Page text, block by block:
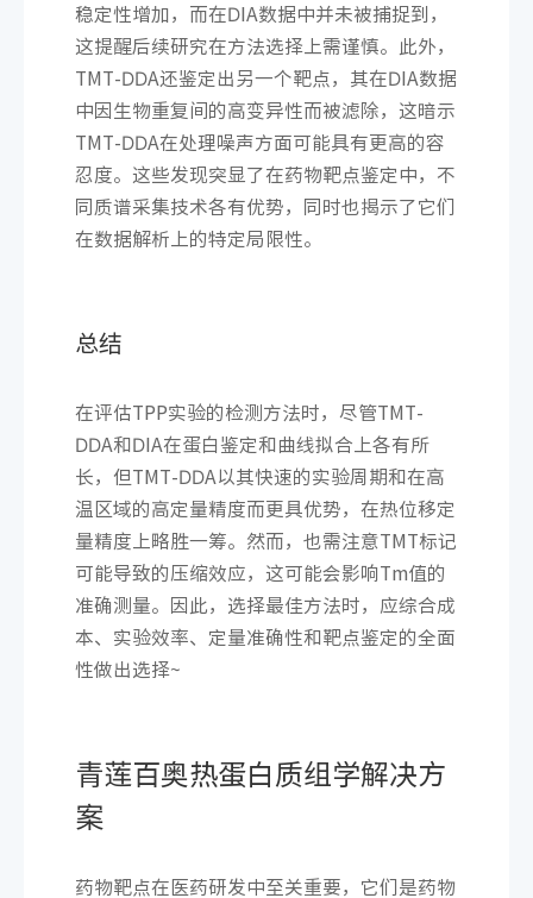
稳定性增加，而在DIA数据中并未被捕捉到，
这提醒后续研究在方法选择上需谨慎。此外，
TMT-DDA还鉴定出另一个靶点，其在DIA数据
中因生物重复间的高变异性而被滤除，这暗示
TMT-DDA在处理噪声方面可能具有更高的容
忍度。这些发现突显了在药物靶点鉴定中，不
同质谱采集技术各有优势，同时也揭示了它们
在数据解析上的特定局限性。
总结
在评估TPP实验的检测方法时，尽管TMT-
DDA和DIA在蛋白鉴定和曲线拟合上各有所
长，但TMT-DDA以其快速的实验周期和在高
温区域的高定量精度而更具优势，在热位移定
量精度上略胜一筹。然而，也需注意TMT标记
可能导致的压缩效应，这可能会影响Tm值的
准确测量。因此，选择最佳方法时，应综合成
本、实验效率、定量准确性和靶点鉴定的全面
性做出选择~
青莲百奥热蛋白质组学解决方
案
药物靶点在医药研发中至关重要，它们是药物